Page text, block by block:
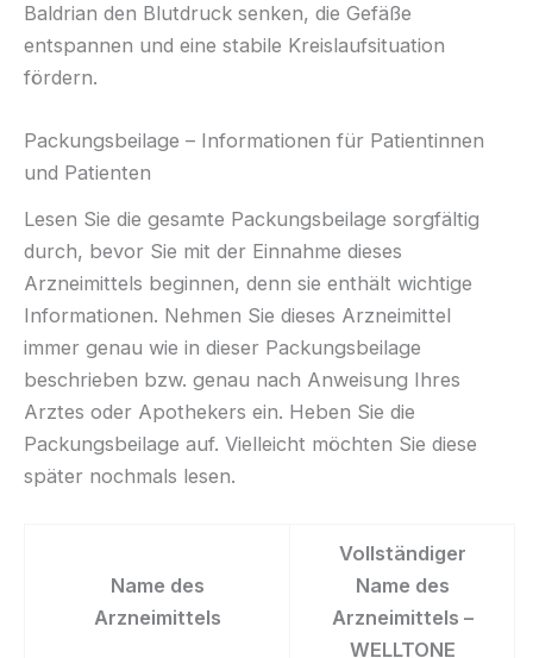
Baldrian den Blutdruck senken, die Gefäße
entspannen und eine stabile Kreislaufsituation
fördern.
Packungsbeilage – Informationen für Patientinnen
und Patienten
Lesen Sie die gesamte Packungsbeilage sorgfältig
durch, bevor Sie mit der Einnahme dieses
Arzneimittels beginnen, denn sie enthält wichtige
Informationen. Nehmen Sie dieses Arzneimittel
immer genau wie in dieser Packungsbeilage
beschrieben bzw. genau nach Anweisung Ihres
Arztes oder Apothekers ein. Heben Sie die
Packungsbeilage auf. Vielleicht möchten Sie diese
später nochmals lesen.
Name des
Arzneimittels
Vollständiger
Name des
Arzneimittels –
WELLTONE